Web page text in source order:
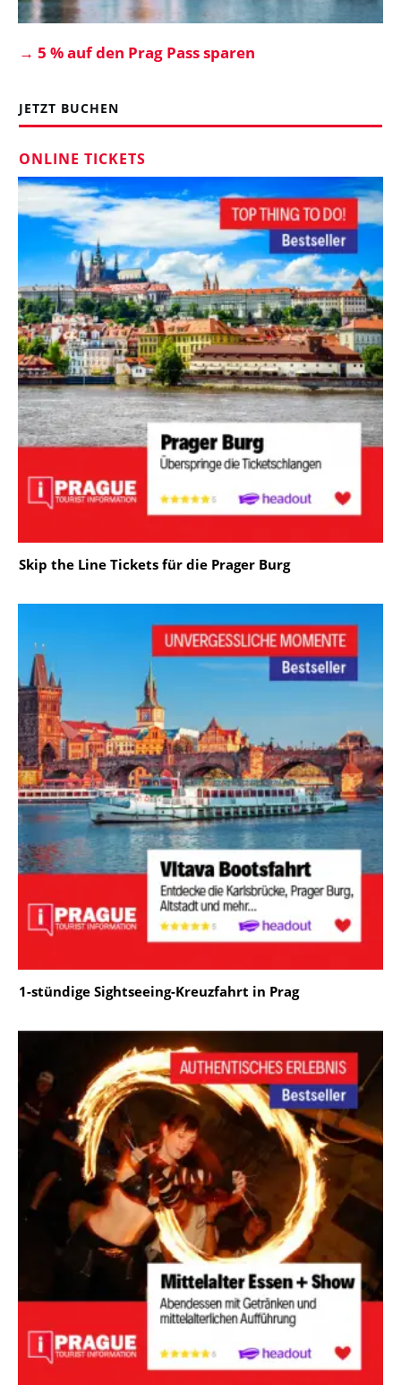
→ 5 % auf den Prag Pass sparen
JETZT BUCHEN
ONLINE TICKETS
Skip the Line Tickets für die Prager Burg
1-stündige Sightseeing-Kreuzfahrt in Prag